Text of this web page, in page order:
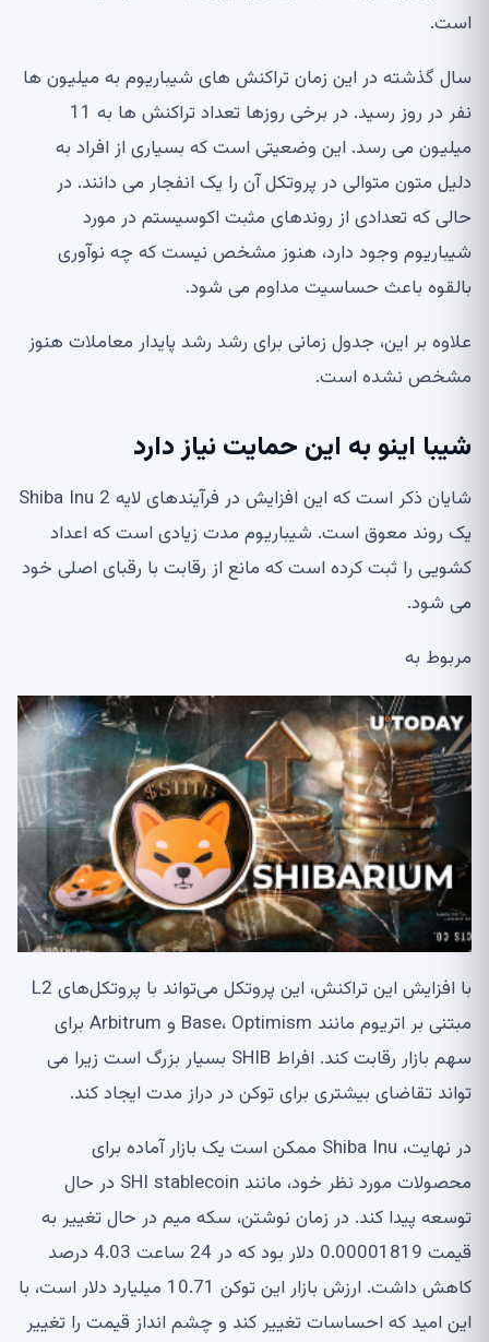
است.
سال گذشته در این زمان تراکنش های شیباریوم به میلیون ها
نفر در روز رسید. در برخی روزها تعداد تراکنش ها به 11
میلیون می رسد. این وضعیتی است که بسیاری از افراد به
دلیل متون متوالی در پروتکل آن را یک انفجار می دانند. در
حالی که تعدادی از روندهای مثبت اکوسیستم در مورد
شیباریوم وجود دارد، هنوز مشخص نیست که چه نوآوری
بالقوه باعث حساسیت مداوم می شود.
علاوه بر این، جدول زمانی برای رشد رشد پایدار معاملات هنوز
مشخص نشده است.
شیبا اینو به این حمایت نیاز دارد
شایان ذکر است که این افزایش در فرآیندهای لایه 2 Shiba Inu
یک روند معوق است. شیباریوم مدت زیادی است که اعداد
کشویی را ثبت کرده است که مانع از رقابت با رقبای اصلی خود
می شود.
مربوط به
با افزایش این تراکنش، این پروتکل می‌تواند با پروتکل‌های L2
مبتنی بر اتریوم مانند Base، Optimism و Arbitrum برای
سهم بازار رقابت کند. افراط SHIB بسیار بزرگ است زیرا می
تواند تقاضای بیشتری برای توکن در دراز مدت ایجاد کند.
در نهایت، Shiba Inu ممکن است یک بازار آماده برای
محصولات مورد نظر خود، مانند SHI stablecoin در حال
توسعه پیدا کند. در زمان نوشتن، سکه میم در حال تغییر به
قیمت 0.00001819 دلار بود که در 24 ساعت 4.03 درصد
کاهش داشت. ارزش بازار این توکن 10.71 میلیارد دلار است، با
این امید که احساسات تغییر کند و چشم انداز قیمت را تغییر